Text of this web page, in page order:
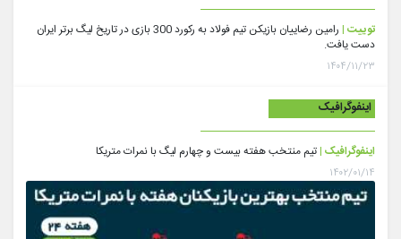
توییت |
رامین رضاییان بازیکن تیم فولاد به رکورد 300 بازی در تاریخ لیگ برتر ایران
دست یافت.
۱۴۰۴/۱۱/۲۳
اینفوگرافیک
اینفوگرافیک |تیم منتخب هفته بیست و چهارم لیگ با نمرات متریکا
۱۴۰۲/۰۱/۱۴